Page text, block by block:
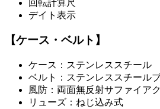
回転計算尺
デイト表示
【ケース・ベルト】
ケース：ステンレススチール
ベルト：ステンレススチール
風防：両面無反射サファイア
リューズ：ねじ込み式